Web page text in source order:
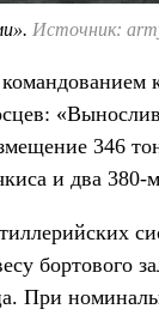
Источник:
346
и два 380-
бортового
При